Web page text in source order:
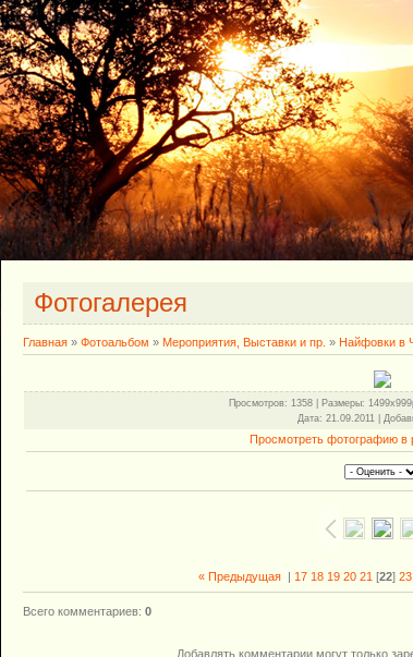
Фотогалерея
Главная » Фотоальбом » Мероприятия, Выставки и пр. » Найфовки в
Просмотров: 1358 | Размеры:
Дата: 21.09.2011 |
Просмотреть фотографию в
« Предыдущая | 17 18 19 20 21 [22] 23
Всего комментариев: 0
Добавлять комментарии могут только